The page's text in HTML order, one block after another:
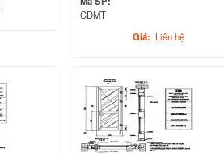
CDMT
Giá: Liên hệ